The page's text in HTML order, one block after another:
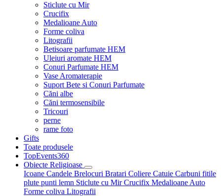
Sticlute cu Mir
Crucifix
Medalioane Auto
Forme coliva
Litografii
Betisoare parfumate HEM
Uleiuri aromate HEM
Conuri Parfumate HEM
Vase Aromaterapie
Suport Bete si Conuri Parfumate
Căni albe
Căni termosensibile
Tricouri
perne
rame foto
Gifts
Toate produsele
TopEvents360
Obiecte Religioase
Icoane Candele Brelocuri Bratari Coliere Catuie Carbuni fitile
plute punti lemn Sticlute cu MirCrucifix Medalioane Auto
Forme coliva Litografii